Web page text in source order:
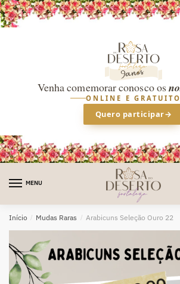
Venha comemorar conosco os
ONLINE E GRATUITO
Quero participar→
MENU
Início / Mudas Raras / Arabicuns Seleção Ouro 22